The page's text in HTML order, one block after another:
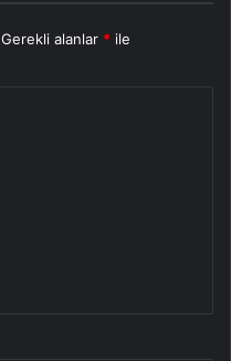
Gerekli alanlar * ile